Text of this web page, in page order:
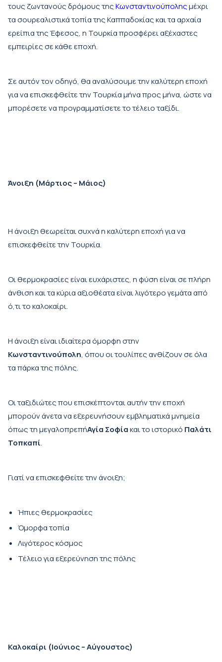
τους ζωντανούς δρόμους τηςΚωνσταντινούποληςμέχρι
τα σουρεαλιστικά τοπία της Καππαδοκίας και τα αρχαία
ερείπια της Έφεσος, η Τουρκία προσφέρει αξέχαστες
εμπειρίες σε κάθε εποχή.
Σε αυτόν τον οδηγό, θα αναλύσουμε την καλύτερη εποχή
για να επισκεφθείτε την Τουρκία μήνα προς μήνα, ώστε να
μπορέσετε να προγραμματίσετε το τέλειο ταξίδι.
Άνοιξη (Μάρτιος – Μάιος)
Η άνοιξη θεωρείται συχνά η καλύτερη εποχή για να
επισκεφθείτε την Τουρκία.
Οι θερμοκρασίες είναι ευχάριστες, η φύση είναι σε πλήρη
άνθιση και τα κύρια αξιοθέατα είναι λιγότερο γεμάτα από
ό,τι το καλοκαίρι.
Η άνοιξη είναι ιδιαίτερα όμορφη στην
Κωνσταντινούπολη, όπου οι τουλίπες ανθίζουν σε όλα
τα πάρκα της πόλης.
Οι ταξιδιώτες που επισκέπτονται αυτήν την εποχή
μπορούν άνετα να εξερευνήσουν εμβληματικά μνημεία
όπως τη μεγαλοπρεπήΑγία Σοφίακαι το ιστορικό Παλάτι
Τοπκαπί.
Γιατί να επισκεφθείτε την άνοιξη;
Ήπιες θερμοκρασίες
Όμορφα τοπία
Λιγότερος κόσμος
Τέλειο για εξερεύνηση της πόλης
Καλοκαίρι (Ιούνιος – Αύγουστος)